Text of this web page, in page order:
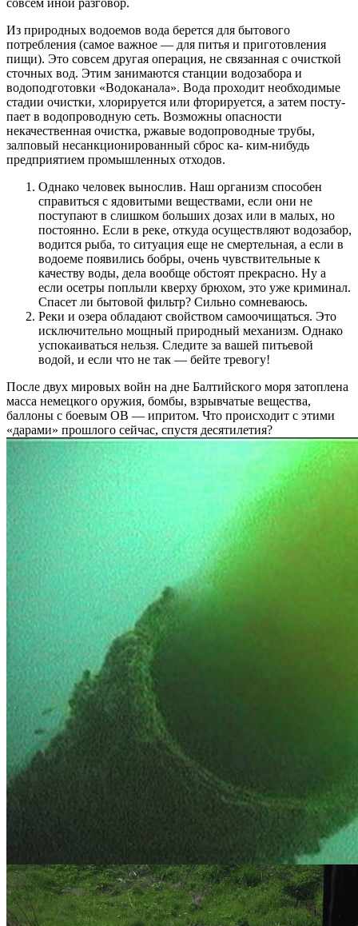
совсем иной разговор.
Из природных водоемов вода берется для бы­тового
потребления (самое важное — для питья и приготовления
пищи). Это совсем другая операция, не связанная с очисткой
сточных вод. Этим занима­ются станции водозабора и
водоподготовки «Водо­канала». Вода проходит необходимые
стадии очи­стки, хлорируется или фторируется, а затем посту­
пает в водопроводную сеть. Возможны опасности
некачественная очистка, ржавые водопроводные трубы,
залповый несанкционированный сброс ка- ким-нибудь
предприятием промышленных отходов.
Однако человек вынослив. Наш организм спо­собен
справиться с ядовитыми веществами, если они не
поступают в слишком больших дозах или в ма­лых, но
постоянно. Если в реке, откуда осуществ­ляют водозабор,
водится рыба, то ситуация еще не смертельная, а если в
водоеме появились бобры, очень чувствительные к
качеству воды, дела вообще обстоят прекрасно. Ну а
если осетры поплыли квер­ху брюхом, это уже криминал.
Спасет ли бытовой фильтр? Сильно сомневаюсь.
Реки и озера обладают свойством самоочи­щаться. Это
исключительно мощный природный механизм. Однако
успокаиваться нельзя. Следите за вашей питьевой
водой, и если что не так — бейте тревогу!
После двух мировых войн на дне Балтийского моря затоплена
масса немецкого оружия, бомбы, взрывчатые вещества,
баллоны с боевым ОВ — ип­ритом. Что происходит с этими
«дарами» прошлого сейчас, спустя десятилетия?